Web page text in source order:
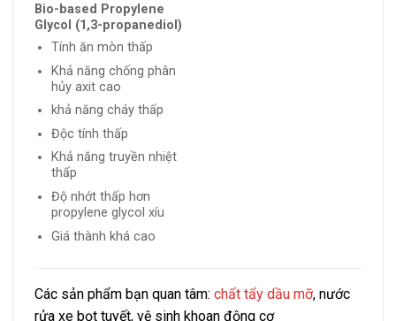
Bio-based Propylene
Glycol (1,3-propanediol)
Tính ăn mòn thấp
Khả năng chống phân
hủy axit cao
khả năng cháy thấp
Độc tính thấp
Khả năng truyền nhiệt
thấp
Độ nhớt thấp hơn
propylene glycol xíu
Giá thành khá cao
Các sản phẩm bạn quan tâm: chất tẩy dầu mỡ, nước
rửa xe bọt tuyết, vệ sinh khoan động cơ